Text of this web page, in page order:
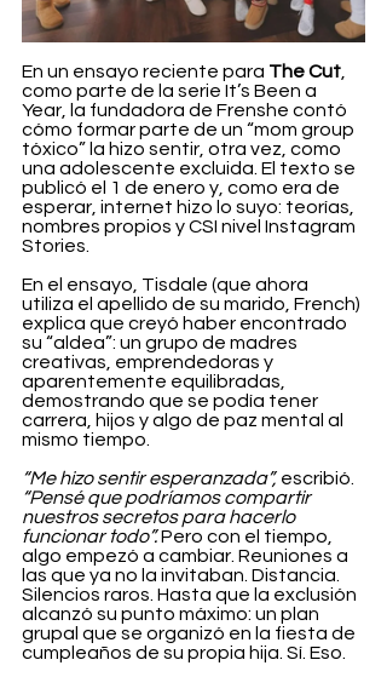
En un ensayo reciente para The Cut
como parte de la serie It’s Been a
Year, la fundadora de Frenshe contó
cómo formar parte de un “mom group
tóxico” la hizo sentir, otra vez, como
una adolescente excluida. El texto se
publicó el 1 de enero y, como era de
esperar, internet hizo lo suyo: teorías,
nombres propios y CSI nivel Instagram
Stories.
En el ensayo, Tisdale (que ahora
utiliza el apellido de su marido, French)
explica que creyó haber encontrado
su “aldea”: un grupo de madres
creativas, emprendedoras y
aparentemente equilibradas,
demostrando que se podía tener
carrera, hijos y algo de paz mental al
mismo tiempo.
“Me hizo sentir esperanzada”, escribió.
“Pensé que podríamos compartir
nuestros secretos para hacerlo
funcionar todo”. Pero con el tiempo,
algo empezó a cambiar. Reuniones a
las que ya no la invitaban. Distancia.
Silencios raros. Hasta que la exclusión
alcanzó su punto máximo: un plan
grupal que se organizó en la fiesta de
cumpleaños de su propia hija. Sí. Eso.